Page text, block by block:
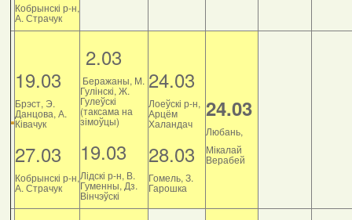
Кобрынскі р-н,
А. Страчук
19.03
Брэст, Э.
Данцова, А.
Ківачук
27.03
Кобрынскі р-н,
А. Страчук
2.03
Беражаны, М.
Гулінскі, Ж.
Гулеўскі
(таксама на
зімоўцы)
19.03
Лідскі р-н, В.
Гуменны, Дз.
Вінчэўскі
24.03
Лоеўскі р-н,
Арцём
Халандач
28.03
Гомель, З.
Гарошка
24.03
Любань,
Мікалай
Верабей